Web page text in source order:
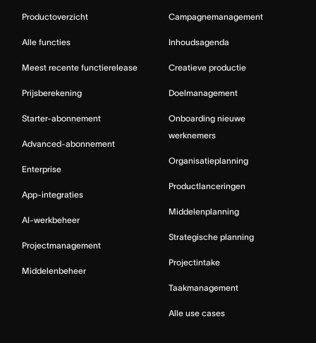
Productoverzicht
Alle functies
Meest recente functierelease
Prijsberekening
Starter-abonnement
Advanced-abonnement
Enterprise
App-integraties
AI-werkbeheer
Projectmanagement
Middelenbeheer
Campagnemanagement
Inhoudsagenda
Creatieve productie
Doelmanagement
Onboarding nieuwe
werknemers
Organisatieplanning
Productlanceringen
Middelenplanning
Strategische planning
Projectintake
Taakmanagement
Alle use cases